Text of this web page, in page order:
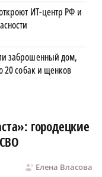
ИТ-центр РФ и
заброшенный дом,
20 собак и щенков
городецкие
Елена Власова